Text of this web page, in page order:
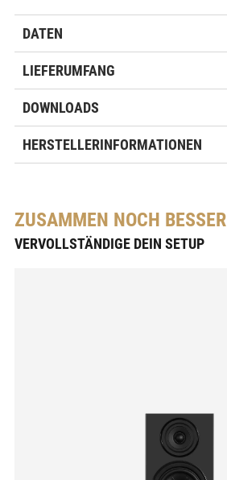
DATEN
LIEFERUMFANG
DOWNLOADS
HERSTELLERINFORMATIONEN
ZUSAMMEN NOCH BESSER
VERVOLLSTÄNDIGE DEIN SETUP